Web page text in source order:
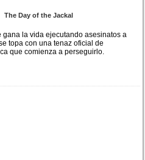
The Day of the Jackal
gana la vida ejecutando asesinatos a
topa con una tenaz oficial de
que comienza a perseguirlo.